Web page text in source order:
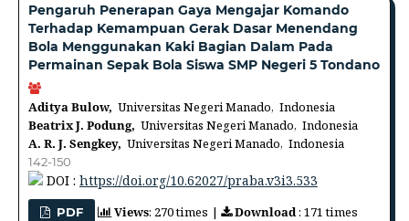
Pengaruh Penerapan Gaya Mengajar Komando
Terhadap Kemampuan Gerak Dasar Menendang
Bola Menggunakan Kaki Bagian Dalam Pada
Permainan Sepak Bola Siswa SMP Negeri 5 Tondano
Aditya Bulow, Universitas Negeri Manado, Indonesia
Beatrix J. Podung, Universitas Negeri Manado, Indonesia
A. R. J. Sengkey, Universitas Negeri Manado, Indonesia
142-150
DOI : https://doi.org/10.62027/praba.v3i3.533
PDF Views: 270 times | Download: 171 times